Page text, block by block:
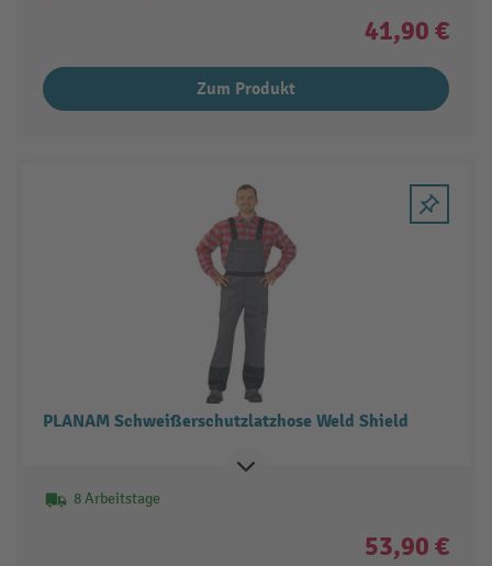
41,90 €
Zum Produkt
PLANAM Schweißerschutzlatzhose Weld Shield
8 Arbeitstage
53,90 €